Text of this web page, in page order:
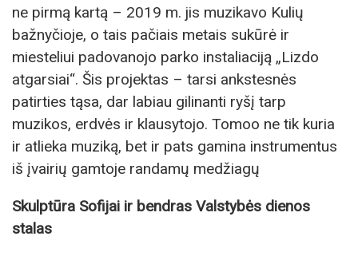
ne pirmą kartą – 2019 m. jis muzikavo Kulių
bažnyčioje, o tais pačiais metais sukūrė ir
miesteliui padovanojo parko instaliaciją „Lizdo
atgarsiai“. Šis projektas – tarsi ankstesnės
patirties tąsa, dar labiau gilinanti ryšį tarp
muzikos, erdvės ir klausytojo. Tomoo ne tik kuria
ir atlieka muziką, bet ir pats gamina instrumentus
iš įvairių gamtoje randamų medžiagų
Skulptūra Sofijai ir bendras Valstybės dienos
stalas